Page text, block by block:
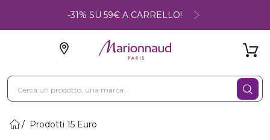
-31% SU 59€ A CARRELLO!
Prodotti 15 Euro